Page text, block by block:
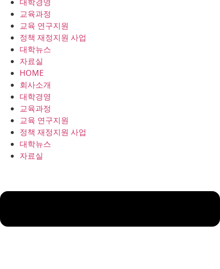
교육과정
교육 연구지원
정책 재정지원 사업
대학뉴스
자료실
HOME
회사소개
대학경영
교육과정
교육 연구지원
정책 재정지원 사업
대학뉴스
자료실